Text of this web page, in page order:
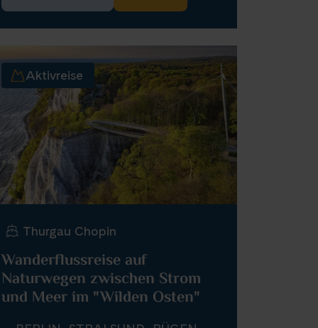
Aktivreise
Thurgau Chopin
Wanderflussreise auf
Naturwegen zwischen Strom
und Meer im "Wilden Osten"